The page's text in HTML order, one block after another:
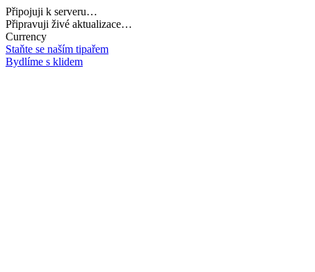
Připojuji k serveru…
Připravuji živé aktualizace…
Currency
Staňte se naším tipařem
Bydlíme s klidem